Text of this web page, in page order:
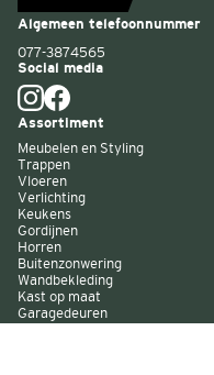
Algemeen telefoonnummer
077-3874565
Social media
Assortiment
Meubelen en Styling
Trappen
Vloeren
Verlichting
Keukens
Gordijnen
Horren
Buitenzonwering
Wandbekleding
Kast op maat
Garagedeuren
Binnenverf